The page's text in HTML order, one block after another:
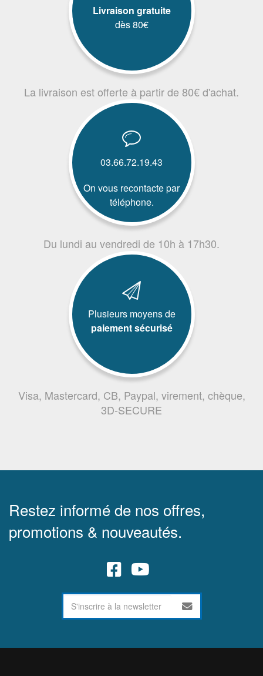
Livraison gratuite
dès 80€
La livraison est offerte à partir de 80€ d'achat.
03.66.72.19.43
On vous recontacte par
téléphone.
Du lundi au vendredi de 10h à 17h30.
Plusieurs moyens de
paiement sécurisé
Visa, Mastercard, CB, Paypal, virement, chèque,
3D-SECURE
Restez informé de nos offres,
promotions & nouveautés.